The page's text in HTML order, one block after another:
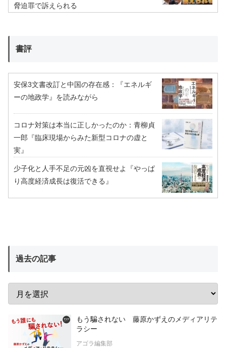
脅迫罪で訴えられる
書評
安保3文書改訂と中国の存在感：『エネルギ
ーの地政学』を読みながら
コロナ対策は本当に正しかったのか：青柳貞
一郎『臨床現場からみた新型コロナの虚と
実』
少子化と人手不足の元凶を直視せよ『やっぱ
り高度経済成長は復活できる』
過去の記事
もう騙されない 藤原かずえのメディアリテ
ラシー
アゴラ編集部